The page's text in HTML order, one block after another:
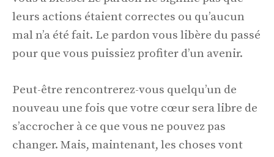
leurs actions étaient correctes ou qu’aucun
mal n’a été fait. Le pardon vous libère du passé
pour que vous puissiez profiter d’un avenir.
Peut-être rencontrerez-vous quelqu’un de
nouveau une fois que votre cœur sera libre de
s’accrocher à ce que vous ne pouvez pas
changer. Mais, maintenant, les choses vont